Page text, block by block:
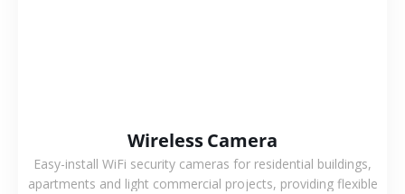
Wireless Camera
Easy-install WiFi security cameras for residential buildings,
apartments and light commercial projects, providing flexible